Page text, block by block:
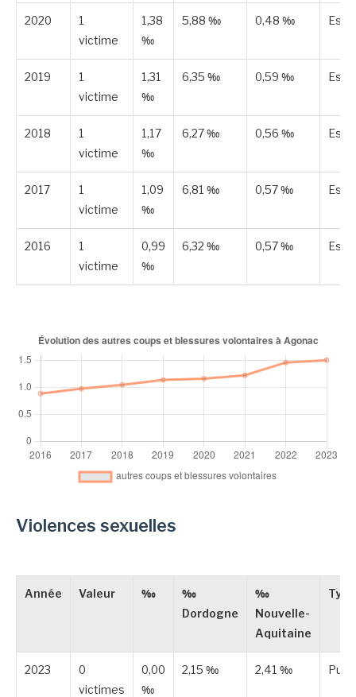
2020
1
victime
1,38
‰
5,88 ‰ 0,48 ‰
2019
1
victime
1,31
‰
6,35 ‰ 0,59 ‰
2018
1
victime
1,17
‰
6,27 ‰ 0,56 ‰
2017
1
victime
1,09
‰
6,81 ‰ 0,57 ‰
2016
1
victime
0,99
‰
6,32 ‰ 0,57 ‰
Violences sexuelles
Année Valeur ‰
‰
Dordogne
‰
Nouvelle-
Aquitaine
Type
2023
0
victimes
0,00
‰
2,15 ‰ 2,41 ‰